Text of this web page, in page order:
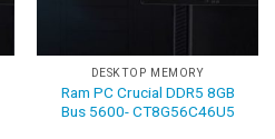
DESKTOP MEMORY
Ram PC Crucial DDR5 8GB
Bus 5600- CT8G56C46U5